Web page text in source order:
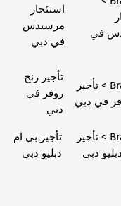
استئجار
مرسيدس
في دبي
تأجير رنج
روفر في
دبي
تأجير بي ام
دبليو دبي